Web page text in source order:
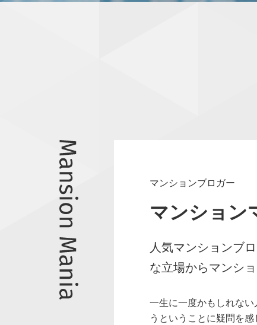
マンションブロガー
マンション
人気マンションブ
な立場からマンシ
一生に一度かもしれな
うということに疑問を